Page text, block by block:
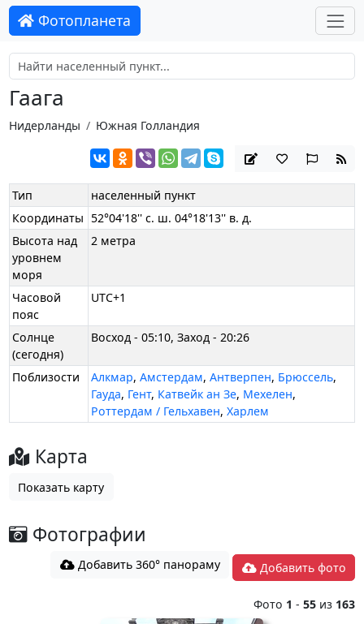
Фотопланета
Гаага
Нидерланды Южная Голландия
Тип
населенный пункт
Координаты 52°04'18'' с. ш. 04°18'13'' в. д.
Высота над
уровнем
моря
2 метра
Часовой
пояс
UTC+1
Солнце
(сегодня)
Восход - 05:10, Заход - 20:26
Поблизости Алкмар,Амстердам,Антверпен, Брюссель,
Гауда, Гент, Катвейк ан Зе, Мехелен,
Роттердам / Гельхавен,Харлем
Карта
Показать карту
Фотографии
Добавить 360° панораму Добавить фото
Фото 1 -55 из 163